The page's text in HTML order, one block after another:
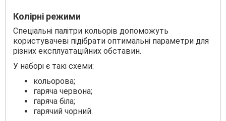
Колірні режими
Спеціальні палітри кольорів допоможуть
користувачеві підібрати оптимальні параметри для
різних експлуатаційних обставин.
У наборі є такі схеми:
кольорова;
гаряча червона;
гаряча біла;
гарячий чорний.